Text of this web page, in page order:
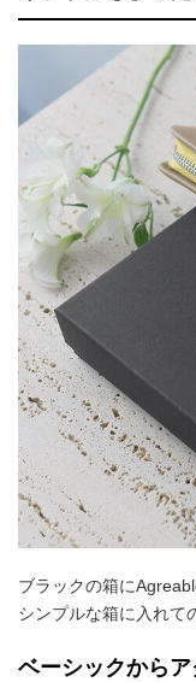
ブラックの箱に
シンプルな箱に入れて
ベーシックから